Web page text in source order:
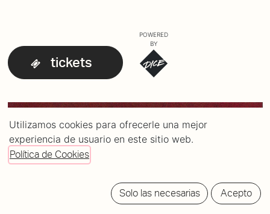
tickets
POWERED
BY
Utilizamos cookies para ofrecerle una mejor
experiencia de usuario en este sitio web.
Política de Cookies
Solo las necesarias Acepto